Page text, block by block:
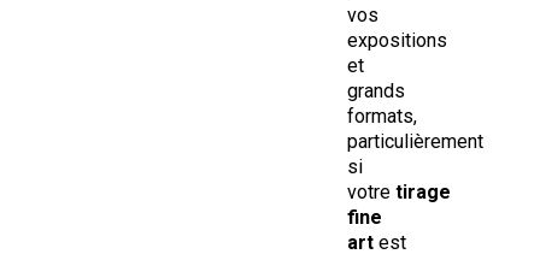
vos
expositions
et
grands
formats,
particulièrement
si
votre tirage
fine
art est